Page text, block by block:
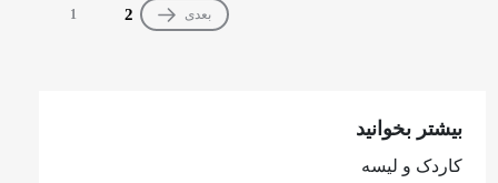
1 2 بعدی
بیشتر بخوانید
کاردک و لیسه